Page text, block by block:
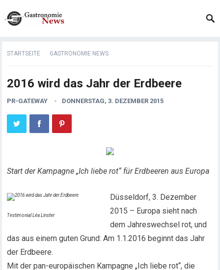
STARTSEITE GASTRONOMIE NEWS
2016 wird das Jahr der Erdbeere
PR-GATEWAY DONNERSTAG, 3. DEZEMBER 2015
Start der Kampagne „Ich liebe rot“ für Erdbeeren aus Europa
Testimonial Léa Linster
Düsseldorf, 3. Dezember
2015 – Europa sieht nach
dem Jahreswechsel rot, und
das aus einem guten Grund: Am 1.1.2016 beginnt das Jahr
der Erdbeere.
Mit der pan-europäischen Kampagne „Ich liebe rot“, die